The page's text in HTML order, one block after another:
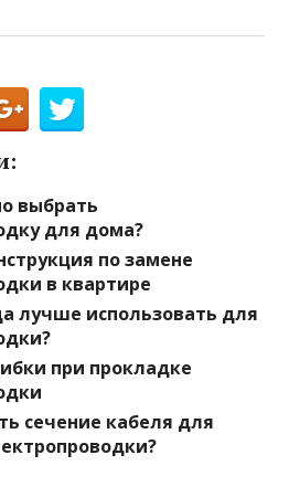
выбрать
для дома?
по замене
в квартире
лучше использовать для
при прокладке
сечение кабеля для